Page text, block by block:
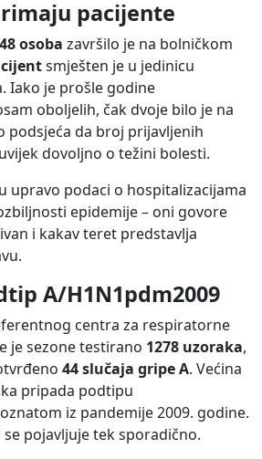
pacijente
48 osoba završilo je na bolničkom
smješten je u jedinicu
Iako je prošle godine
oboljelih, čak dvoje bilo je na
podsjeća da broj prijavljenih
dovoljno o težini bolesti.
upravo podaci o hospitalizacijama
epidemije – oni govore
i kakav teret predstavlja
A/H1N1pdm2009
centra za respiratorne
je sezone testirano 1278 uzoraka,
44 slučaja gripe A. Većina
pripada podtipu
iz pandemije 2009. godine.
se pojavljuje tek sporadično.